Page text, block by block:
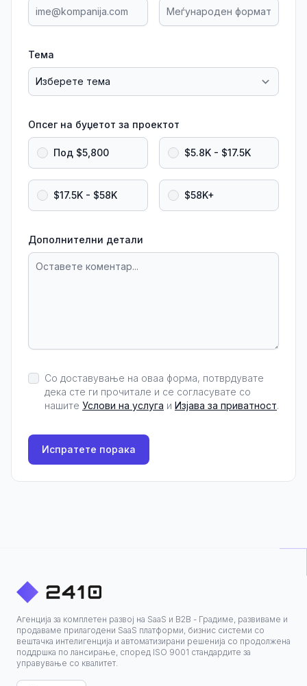
Тема
Опсег на буџетот за проектот
Под $5,800 $5.8K - $17.5K
$17.5K - $58K $58K+
Дополнителни детали
Со доставување на оваа форма, потврдувате
дека сте ги прочитале и се согласувате со
нашите Услови на услуга и Изјава за приватност.
Испратете порака
Агенција за комплетен развој на SaaS и B2B - Градиме, развиваме и
продаваме прилагодени SaaS платформи, бизнис системи со
вештачка интелигенција и автоматизирани решенија со продолжена
поддршка по лансирање, според ISO 9001 стандардите за
управување со квалитет.